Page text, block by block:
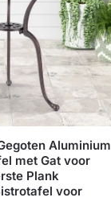
Aluminium
met Gat voor
Plank
voor